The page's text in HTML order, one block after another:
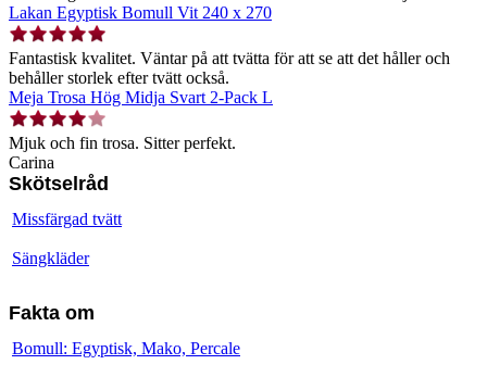
Lakan Egyptisk Bomull Vit 240 x 270
Fantastisk kvalitet. Väntar på att tvätta för att se att det håller och
behåller storlek efter tvätt också.
Meja Trosa Hög Midja Svart 2-Pack L
Mjuk och fin trosa. Sitter perfekt.
Carina
Skötselråd
Missfärgad tvätt
Sängkläder
Fakta om
Bomull: Egyptisk, Mako, Percale